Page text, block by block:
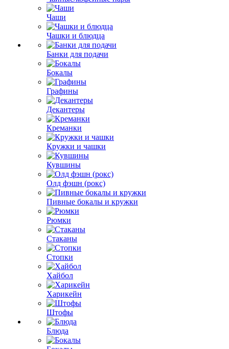
Чаши
Чашки и блюдца
Банки для подачи
Бокалы
Графины
Декантеры
Креманки
Кружки и чашки
Кувшины
Олд фэшн (рокс)
Пивные бокалы и кружки
Рюмки
Стаканы
Стопки
Хайбол
Харикейн
Штофы
Блюда